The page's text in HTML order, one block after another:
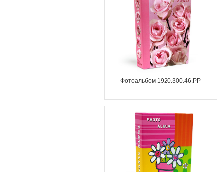
Фотоальбом 1920.300.46.PP